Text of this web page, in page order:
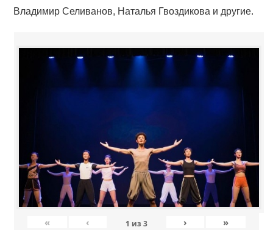
Владимир Селиванов, Наталья Гвоздикова и другие.
« ‹ 1 из 3 › »